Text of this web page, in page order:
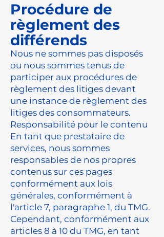
Procédure de
règlement des
différends
Nous ne sommes pas disposés
ou nous sommes tenus de
participer aux procédures de
règlement des litiges devant
une instance de règlement des
litiges des consommateurs.
Responsabilité pour le contenu
En tant que prestataire de
services, nous sommes
responsables de nos propres
contenus sur ces pages
conformément aux lois
générales, conformément à
l'article 7, paragraphe 1, du TMG.
Cependant, conformément aux
articles 8 à 10 du TMG, en tant